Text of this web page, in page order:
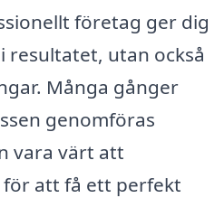
företag ger dig
utan också
Många gånger
genomföras
vara värt att
att få ett perfekt